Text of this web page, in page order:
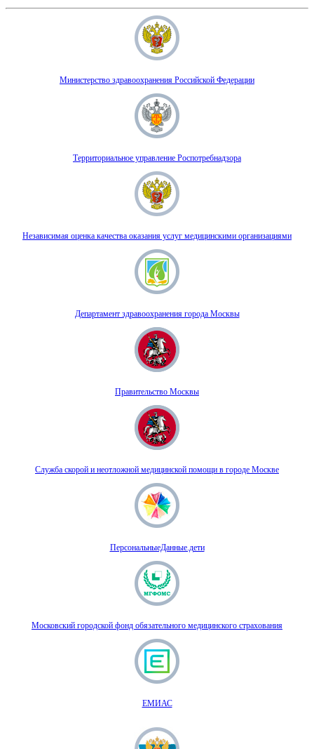
Министерство здравоохранения Российской Федерации
Территориальное управление Роспотребнадзора
Независимая оценка качества оказания услуг медицинскими организациями
Департамент здравоохранения города Москвы
Правительство Москвы
Служба скорой и неотложной медицинской помощи в городе Москве
ПерсональныеДанные.дети
Московский городской фонд обязательного медицинского страхования
ЕМИАС